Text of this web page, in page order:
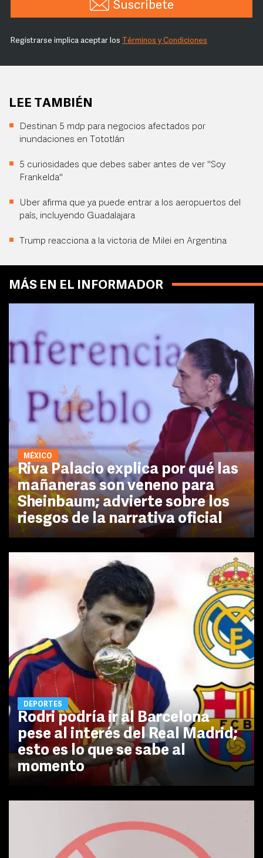
Suscríbete
Registrarse implica aceptar los Términos y Condiciones
LEE TAMBIÉN
Destinan 5 mdp para negocios afectados por
inundaciones en Tototlán
5 curiosidades que debes saber antes de ver "Soy
Frankelda"
Uber afirma que ya puede entrar a los aeropuertos del
país, incluyendo Guadalajara
Trump reacciona a la victoria de Milei en Argentina
MÁS EN EL INFORMADOR
MÉXICO
Riva Palacio explica por qué las
mañaneras son veneno para
Sheinbaum; advierte sobre los
riesgos de la narrativa oficial
DEPORTES
Rodri podría ir al Barcelona
pese al interés del Real Madrid;
esto es lo que se sabe al
momento